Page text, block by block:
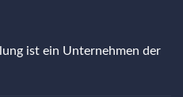
ist ein Unternehmen der